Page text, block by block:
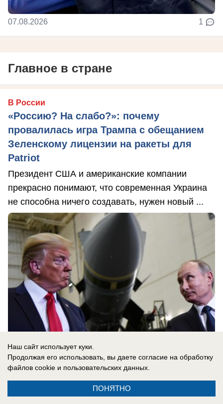
07.08.2026 1
Главное в стране
В России
«Россию? На слабо?»: почему
провалилась игра Трампа с обещанием
Зеленскому лицензии на ракеты для
Patriot
Президент США и американские компании
прекрасно понимают, что современная Украина
не способна ничего создавать, нужен новый ...
Наш сайт использует куки.
Продолжая его использовать, вы даете согласие на обработку
файлов cookie и пользовательских данных.
ПОНЯТНО